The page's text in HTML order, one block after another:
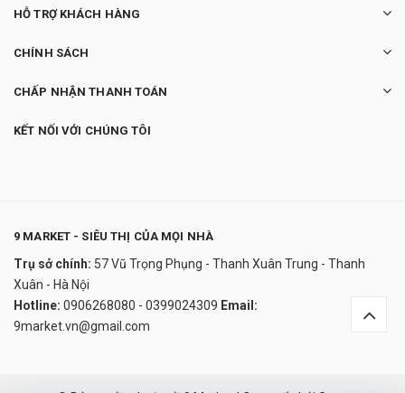
HỖ TRỢ KHÁCH HÀNG
CHÍNH SÁCH
CHẤP NHẬN THANH TOÁN
KẾT NỐI VỚI CHÚNG TÔI
9 MARKET - SIÊU THỊ CỦA MỌI NHÀ
Trụ sở chính: 57 Vũ Trọng Phụng - Thanh Xuân Trung - Thanh
Xuân - Hà Nội
Hotline: 0906268080 - 0399024309 Email:
9market.vn@gmail.com
cho mắt
55.000₫
Đây là giải pháp trải nghiệm phát triển bởi EGANY